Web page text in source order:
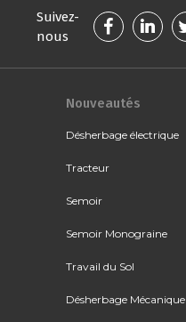
Suivez-
nous
Nouveautés
Désherbage électrique
Tracteur
Semoir
Semoir Monograine
Travail du Sol
Désherbage Mécanique